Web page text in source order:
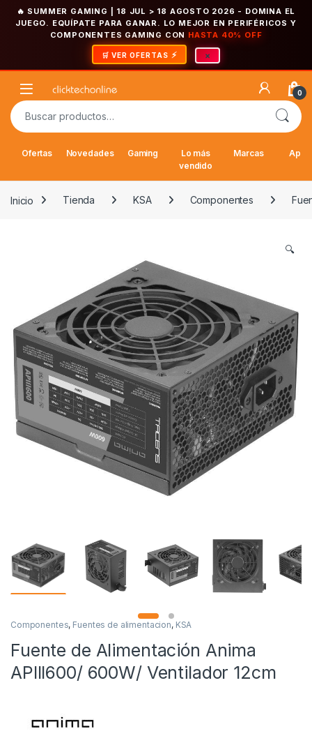
🔥 SUMMER GAMING | 18 JUL > 18 AGOSTO 2026 - DOMINA EL
JUEGO. EQUÍPATE PARA GANAR. LO MEJOR EN PERIFÉRICOS Y
COMPONENTES GAMING CON HASTA 40% OFF
🛒 VER OFERTAS ×
Open 0
Buscar por:
Ofertas Novedades Gaming
Lo más
vendido
Marcas
Inicio Tienda KSA Componentes
🔍
Componentes, Fuentes de alimentacion, KSA
Fuente de Alimentación Anima
APIII600/ 600W/ Ventilador 12cm